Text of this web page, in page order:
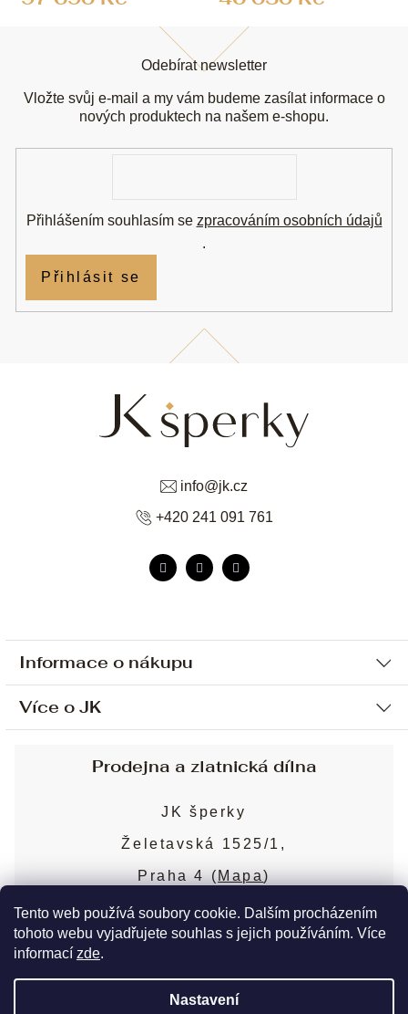
Tento web používá soubory cookie. Dalším procházením
tohoto webu vyjadřujete souhlas s jejich používáním. Více
informací zde.
Nastavení
Informace o nákupu
Ochrana osobních údajů
Sjednání osobní schůzky
Obchodní podmínky
Puncovní značky
Více o JK
Blog
Nejčastější dotazy
info@jk.cz
+420 241 091 761
Odebírat newsletter
Vložte svůj e-mail a my vám budeme zasílat informace o
nových produktech na našem e-shopu.
Přihlášením souhlasím se zpracováním osobních údajů
.
Přihlásit se
Prodejna a zlatnická dílna
JK šperky
Želetavská 1525/1,
Praha 4 ( Mapa)
Více o prodejně
Copyright 2026JK šperky. Všechna práva
Upravit nastavení cookies